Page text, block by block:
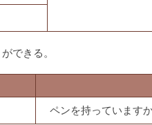
できる。
ペンを持っています